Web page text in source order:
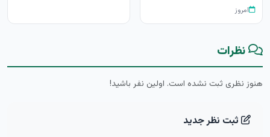
امروز
نظرات
هنوز نظری ثبت نشده است. اولین نفر باشید!
ثبت نظر جدید